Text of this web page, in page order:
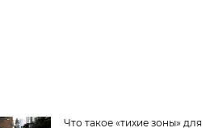
Что такое «тихие зоны» для